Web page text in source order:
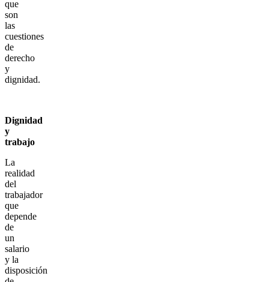
que
son
las
cuestiones
de
derecho
y
dignidad.
Dignidad
y
trabajo
La
realidad
del
trabajador
que
depende
de
un
salario
y la
disposición